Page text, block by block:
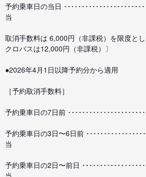
予約乗車日の当日 ･････････････････････
当
取消手数料は 6,000円（非課税）を限度と
クロバスは12,000円（非課税）〕
●2026年4月1日以降予約分から適用
［予約取消手数料］
予約乗車日の7日前 ････････････････････
予約乗車日の3日〜6日前 ･･･････････････
当
予約乗車日の2日〜前日 ････････････････